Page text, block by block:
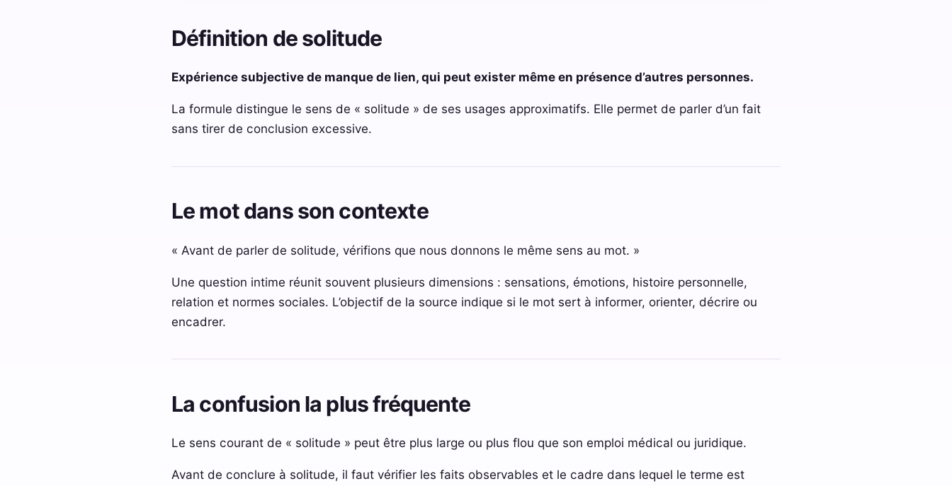
Définition de solitude
Expérience subjective de manque de lien, qui peut exister même en présence d’autres personnes.
La formule distingue le sens de « solitude » de ses usages approximatifs. Elle permet de parler d’un fait
sans tirer de conclusion excessive.
Le mot dans son contexte
« Avant de parler de solitude, vérifions que nous donnons le même sens au mot. »
Une question intime réunit souvent plusieurs dimensions : sensations, émotions, histoire personnelle,
relation et normes sociales. L’objectif de la source indique si le mot sert à informer, orienter, décrire ou
encadrer.
La confusion la plus fréquente
Le sens courant de « solitude » peut être plus large ou plus flou que son emploi médical ou juridique.
Avant de conclure à solitude, il faut vérifier les faits observables et le cadre dans lequel le terme est